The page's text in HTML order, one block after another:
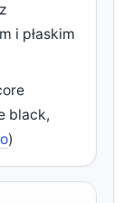
i płaskim
black,
)